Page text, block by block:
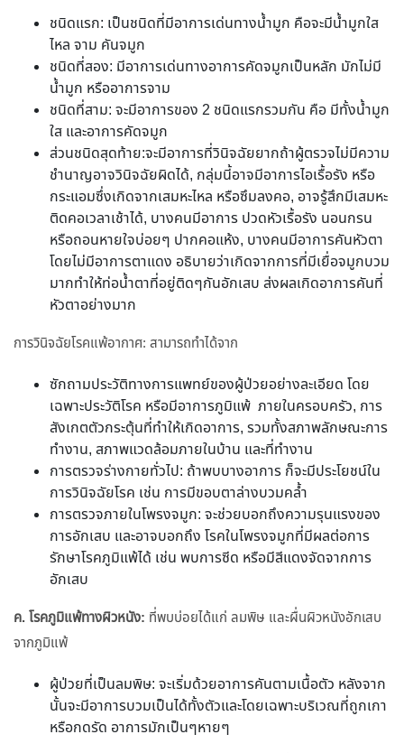
ชนิดแรก: เป็นชนิดที่มีอาการเด่นทางน้ำมูก คือจะมีน้ำมูกใส
ไหล จาม คันจมูก
ชนิดที่สอง: มีอาการเด่นทางอาการคัดจมูกเป็นหลัก มักไม่มี
น้ำมูก หรืออาการจาม
ชนิดที่สาม: จะมีอาการของ 2 ชนิดแรกรวมกัน คือ มีทั้งน้ำมูก
ใส และอาการคัดจมูก
ส่วนชนิดสุดท้าย:จะมีอาการที่วินิจฉัยยากถ้าผู้ตรวจไม่มีความ
ชำนาญอาจวินิจฉัยผิดได้, กลุ่มนี้อาจมีอาการไอเรื้อรัง หรือ
กระแอมซึ่งเกิดจากเสมหะไหล หรือซึมลงคอ, อาจรู้สึกมีเสมหะ
ติดคอเวลาเช้าได้, บางคนมีอาการ ปวดหัวเรื้อรัง นอนกรน
หรือถอนหายใจบ่อยๆ ปากคอแห้ง, บางคนมีอาการคันหัวตา
โดยไม่มีอาการตาแดง อธิบายว่าเกิดจากการที่มีเยื่อจมูกบวม
มากทำให้ท่อน้ำตาที่อยู่ติดๆกันอักเสบ ส่งผลเกิดอาการคันที่
หัวตาอย่างมาก
การวินิจฉัยโรคแพ้อากาศ: สามารถทำได้จาก
ซักถามประวัติทางการแพทย์ของผู้ป่วยอย่างละเอียด โดย
เฉพาะประวัติโรค หรือมีอาการภูมิแพ้ ภายในครอบครัว, การ
สังเกตตัวกระตุ้นที่ทำให้เกิดอาการ, รวมทั้งสภาพลักษณะการ
ทำงาน, สภาพแวดล้อมภายในบ้าน และที่ทำงาน
การตรวจร่างกายทั่วไป: ถ้าพบบางอาการ ก็จะมีประโยชน์ใน
การวินิจฉัยโรค เช่น การมีขอบตาล่างบวมคล้ำ
การตรวจภายในโพรงจมูก: จะช่วยบอกถึงความรุนแรงของ
การอักเสบ และอาจบอกถึง โรคในโพรงจมูกที่มีผลต่อการ
รักษาโรคภูมิแพ้ได้ เช่น พบการซีด หรือมีสีแดงจัดจากการ
อักเสบ
ค. โรคภูมิแพ้ทางผิวหนัง: ที่พบบ่อยได้แก่ ลมพิษ และผื่นผิวหนังอักเสบ
จากภูมิแพ้
ผู้ป่วยที่เป็นลมพิษ: จะเริ่มด้วยอาการคันตามเนื้อตัว หลังจาก
นั้นจะมีอาการบวมเป็นได้ทั้งตัวและโดยเฉพาะบริเวณที่ถูกเกา
หรือกดรัด อาการมักเป็นๆหายๆ